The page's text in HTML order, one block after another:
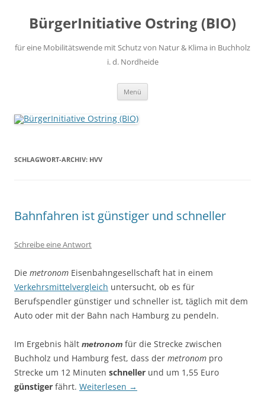
springen
BürgerInitiative Ostring (BIO)
für eine Mobilitätswende mit Schutz von Natur & Klima in Buchholz
i. d. Nordheide
Menü
SCHLAGWORT-ARCHIV: HVV
Bahnfahren ist günstiger und schneller
Schreibe eine Antwort
Die metronom Eisenbahngesellschaft hat in einem
Verkehrsmittelvergleich untersucht, ob es für
Berufspendler günstiger und schneller ist, täglich mit dem
Auto oder mit der Bahn nach Hamburg zu pendeln.
Im Ergebnis hält metronom für die Strecke zwischen
Buchholz und Hamburg fest, dass der metronom pro
Strecke um 12 Minuten schneller und um 1,55 Euro
günstiger fährt. Weiterlesen →